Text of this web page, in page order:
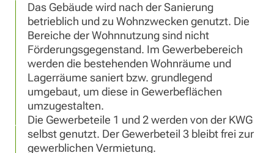
Das Gebäude wird nach der Sanierung
betrieblich und zu Wohnzwecken genutzt. Die
Bereiche der Wohnnutzung sind nicht
Förderungsgegenstand. Im Gewerbebereich
werden die bestehenden Wohnräume und
Lagerräume saniert bzw. grundlegend
umgebaut, um diese in Gewerbeflächen
umzugestalten.
Die Gewerbeteile 1 und 2 werden von der KWG
selbst genutzt. Der Gewerbeteil 3 bleibt frei zur
gewerblichen Vermietung.